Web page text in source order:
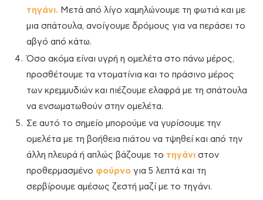
τηγάνι. Μετά από λίγο χαμηλώνουμε τη φωτιά και με
μια σπάτουλα, ανοίγουμε δρόμους για να περάσει το
αβγό από κάτω.
Όσο ακόμα είναι υγρή η ομελέτα στο πάνω μέρος,
προσθέτουμε τα ντοματίνια και το πράσινο μέρος
των κρεμμυδιών και πιέζουμε ελαφρά με τη σπάτουλα
να ενσωματωθούν στην ομελέτα.
Σε αυτό το σημείο μπορούμε να γυρίσουμε την
ομελέτα με τη βοήθεια πιάτου να τψηθεί και από την
άλλη πλευρά ή απλώς βάζουμε το τηγάνι στον
προθερμασμένο φούρνο για 5 λεπτά και τη
σερβίρουμε αμέσως ζεστή μαζί με το τηγάνι.